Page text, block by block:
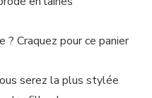
? Craquez pour ce panier
serez la plus stylée